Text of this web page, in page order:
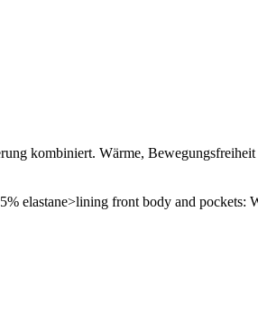
kombiniert. Wärme,
elastane>lining front body and pockets: